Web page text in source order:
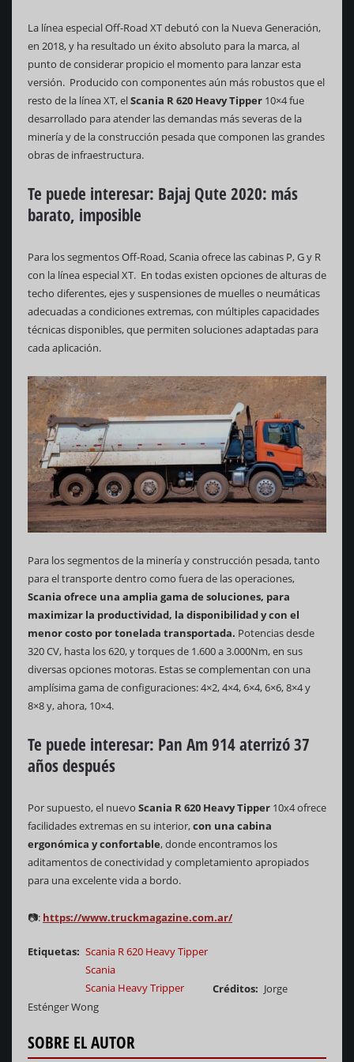
La línea especial Off-Road XT debutó con la Nueva Generación,
en 2018, y ha resultado un éxito absoluto para la marca, al
punto de considerar propicio el momento para lanzar esta
versión. Producido con componentes aún más robustos que el
resto de la línea XT, elScania R 620 Heavy Tipper 10×4 fue
desarrollado para atender las demandas más severas de la
minería y de la construcción pesada que componen las grandes
obras de infraestructura.
Te puede interesar: Bajaj Qute 2020: más
barato, imposible
Para los segmentos Off-Road, Scania ofrece las cabinas P, G y R
con la línea especial XT. En todas existen opciones de alturas de
techo diferentes, ejes y suspensiones de muelles o neumáticas
adecuadas a condiciones extremas, con múltiples capacidades
técnicas disponibles, que permiten soluciones adaptadas para
cada aplicación.
Para los segmentos de la minería y construcción pesada, tanto
para el transporte dentro como fuera de las operaciones,
Scania ofrece una amplia gama de soluciones, para
maximizar la productividad, la disponibilidad y con el
menor costo por tonelada transportada. Potencias desde
320 CV, hasta los 620, y torques de 1.600 a 3.000Nm, en sus
diversas opciones motoras. Estas se complementan con una
amplísima gama de configuraciones: 4×2, 4×4, 6×4, 6×6, 8×4 y
8×8 y, ahora, 10×4.
Te puede interesar: Pan Am 914 aterrizó 37
años después
Por supuesto, el nuevo Scania R 620 Heavy Tipper 10x4 ofrece
facilidades extremas en su interior,con una cabina
ergonómica y confortable, donde encontramos los
aditamentos de conectividad y completamiento apropiados
para una excelente vida a bordo.
📷: https://www.truckmagazine.com.ar/
Etiquetas
Scania R 620 Heavy Tipper
Scania
Scania Heavy Tripper
Créditos
Jorge
Esténger Wong
SOBRE EL AUTOR